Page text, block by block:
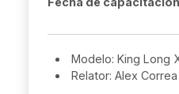
Modelo: King Long
Relator: Alex